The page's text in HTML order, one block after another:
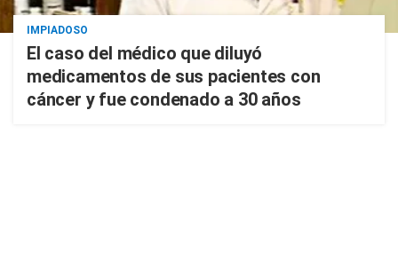
IMPIADOSO
El caso del médico que diluyó
medicamentos de sus pacientes con
cáncer y fue condenado a 30 años